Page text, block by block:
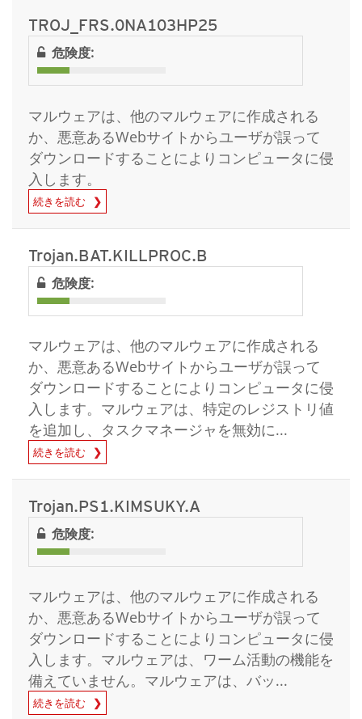
TROJ_FRS.0NA103HP25
危険度:
マルウェアは、他のマルウェアに作成される
か、悪意あるWebサイトからユーザが誤って
ダウンロードすることによりコンピュータに侵
入します。
続きを読む
Trojan.BAT.KILLPROC.B
危険度:
マルウェアは、他のマルウェアに作成される
か、悪意あるWebサイトからユーザが誤って
ダウンロードすることによりコンピュータに侵
入します。マルウェアは、特定のレジストリ値
を追加し、タスクマネージャを無効に...
続きを読む
Trojan.PS1.KIMSUKY.A
危険度:
マルウェアは、他のマルウェアに作成される
か、悪意あるWebサイトからユーザが誤って
ダウンロードすることによりコンピュータに侵
入します。マルウェアは、ワーム活動の機能を
備えていません。マルウェアは、バッ...
続きを読む